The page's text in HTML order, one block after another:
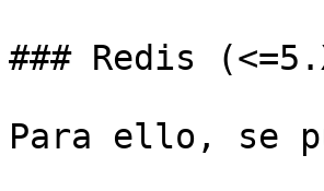
### Redis
Para ello, se